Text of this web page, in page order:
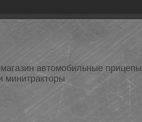
автомобильные прицепы
минитракторы